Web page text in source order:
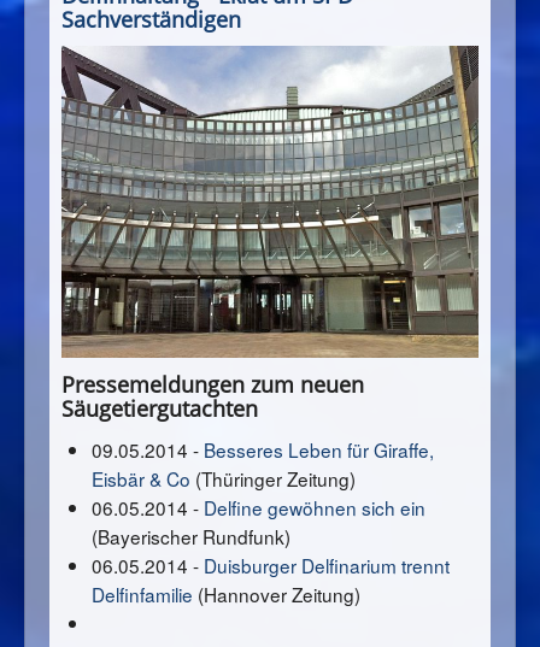
Sachverständigen
Pressemeldungen zum neuen
Säugetiergutachten
09.05.2014 - Besseres Leben für Giraffe,
Eisbär & Co (Thüringer Zeitung)
06.05.2014 - Delfine gewöhnen sich ein
(Bayerischer Rundfunk)
06.05.2014 - Duisburger Delfinarium trennt
Delfinfamilie (Hannover Zeitung)